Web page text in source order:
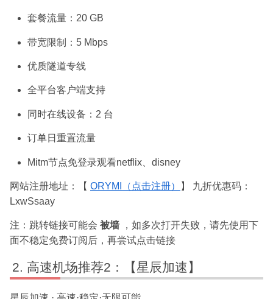
套餐流量：20 GB
带宽限制：5 Mbps
优质隧道专线
全平台客户端支持
同时在线设备：2 台
订单日重置流量
Mitm节点免登录观看netflix、disney
网站注册地址：【 ORYMI（点击注册）
】 九折优惠码：
LxwSsaay
注：跳转链接可能会 被墙 ，如多次打开失败，请先使用下
面不稳定免费订阅后，再尝试点击链接
高速机场推荐2：【星辰加速】